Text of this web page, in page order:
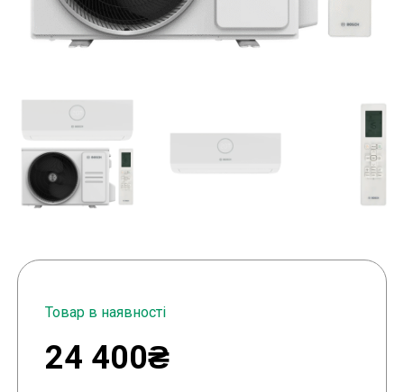
Товар в наявності
24 400₴